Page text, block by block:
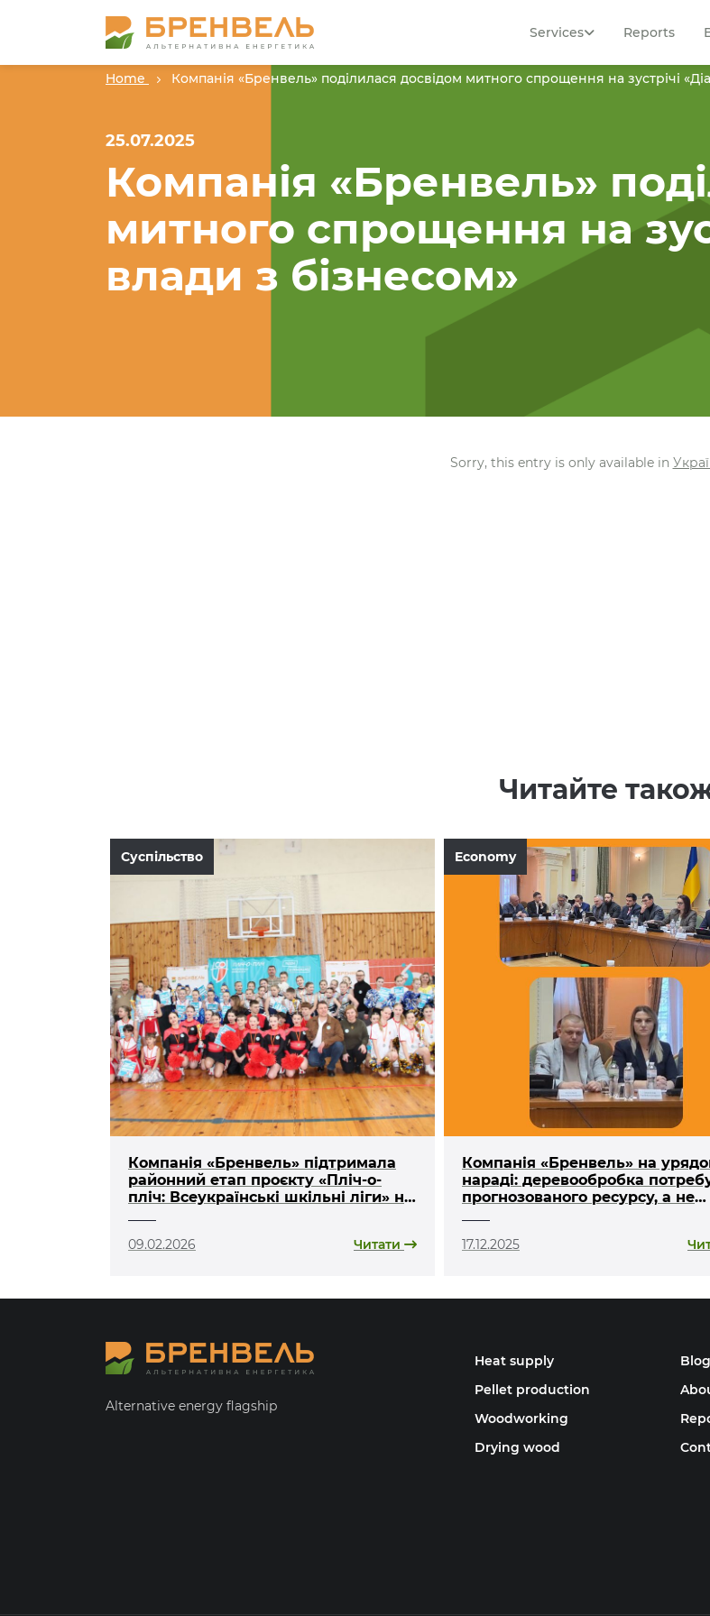
Services Reports
Home Компанія «Бренвель» поділилася досвідом митного спрощення на зустрічі
25.07.2025
Компанія «Бренвель»
митного спрощення на
влади з бізнесом»
Sorry, this entry is only available in
Читайте
Суспільство
Компанія «Бренвель» підтримала
районний етап проєкту «Пліч-о-
пліч: Всеукраїнські шкільні ліги» на
09.02.2026 Читати
Economy
Компанія «Бренвель» на
нараді: деревообробка
прогнозованого ресурсу, а не
17.12.2025
Alternative energy flagship
Heat supply
Pellet production
Woodworking
Drying wood
Blog